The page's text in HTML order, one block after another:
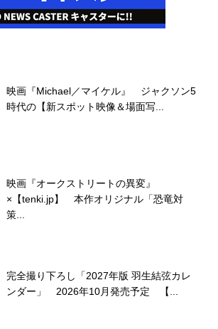
映画『Michael／マイケル』 ジャクソン5
時代の【新スポット映像＆場面写...
映画『オークストリートの異変』
×【tenki.jp】 本作オリジナル「恐竜対
策...
完全撮り下ろし「2027年版 羽生結弦カレ
ンダー」 2026年10月発売予定 【...